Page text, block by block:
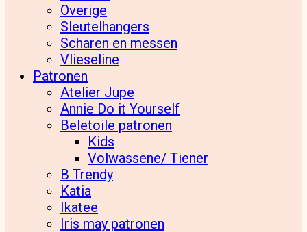
Overige
Sleutelhangers
Scharen en messen
Vlieseline
Patronen
Atelier Jupe
Annie Do it Yourself
Beletoile patronen
Kids
Volwassene/ Tiener
B Trendy
Katia
Ikatee
Iris may patronen